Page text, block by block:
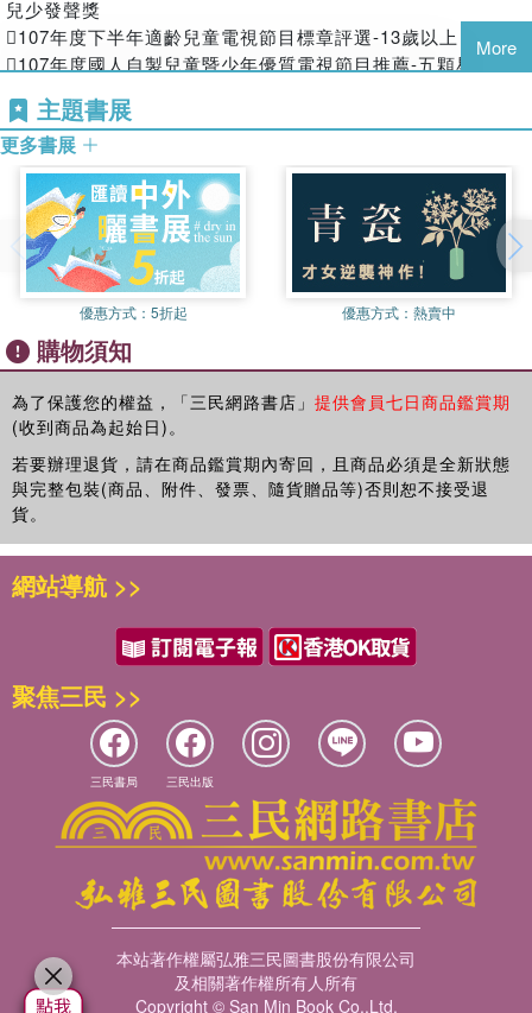
‧完全沒有想過會殺死一個人
眼看阿星被張家豪制伏，小C 便趕緊拿起手機報警。警察也迅
速趕到現場，但是沒想到阿星竟在這期間，被張家豪活活地
「掐死」了！
張家豪表示：「我從頭到尾都沒有要殺他的意思，在這種狀況
下，我覺得我算是很合理的正當防衛吧！」同時他也認為，若
非阿星為非作歹，意圖傷人搶劫，怎會發生這些事情？
‧他是壞人，但真的有壞到需要拿命來賠嗎？
事發後，阿星的母親聞此噩耗，心痛至極。她表示，雖然阿星
從來不是什麼「好人」，他曾頭前吸毒，前半年才剛假釋出
獄，前科累累。但是阿星的錯，真的罪孽深重到需要他的一條
人命來賠嗎？阿星母對此沉痛表示他的悲傷。
‧檢察官解剖結果
根據檢察官解剖阿星遺體的結果，張家豪是在掐住阿星的脖子
沒有幾分鐘，便已昏過去，且阿星的頸部因為被勒住壓制，造
母表示：「都往要害打，怎麼會是過失？擺明就是要殺了他。
應該要用傷害罪來判刑才對，應該是傷害致死，而不是過
失。」
‧壞人就該死嗎？
張家豪為了保護自己與女友，失手誤殺了小混混阿星。阿星母
表示，原本可以不用死的人，卻因為過度保護而殺死了一個
人，真的不需負一點責任嗎？另外，張家豪與小C 卻認為這是
一個在危急情況下，迫不得已的失誤，並未逾越任何法律的紅
線。
這到底算是正當防衛，還是殺人？
‧人民法官，你怎麼想？
A：張家豪並非故意殺人，應該判正當防衛，無罪。
B：張家豪應該要為自己的過失致死負責，但考量情有可原，
可以輕判有罪。
兒少發聲獎
107年度下半年適齡兒童電視節目標章評選-13歲以上
107年度國人自製兒童暨少年優質電視節目推薦-五顆星推薦
法律白話文運動獲獎紀錄｜
《法客電台》榮獲2020卓越新聞獎‧廣播及新聞（音頻）
Podcast新聞節目類
More
主題書展
更多書展
優惠方式： 5折起 優惠方式： 熱賣中
購物須知
為了保護您的權益，「三民網路書店」 提供會員七日商品鑑賞期
(收到商品為起始日)。
若要辦理退貨，請在商品鑑賞期內寄回，且商品必須是全新狀態
與完整包裝(商品、附件、發票、隨貨贈品等)否則恕不接受退
貨。
網站導航 >>
聚焦三民 >>
三民書局 三民出版
本站著作權屬弘雅三民圖書股份有限公司
及相關著作權所有人所有
Copyright © San Min Book Co.,Ltd.